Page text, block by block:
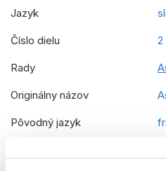
Jazyk
Číslo dielu 2
Rady
Originálny názov
Pôvodný jazyk